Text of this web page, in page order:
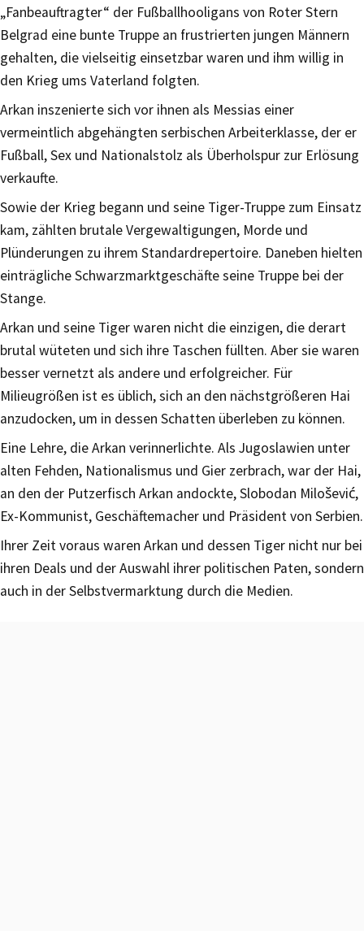
„Fanbeauftragter“ der Fußballhooligans von Roter Stern
Belgrad eine bunte Truppe an frustrierten jungen Männern
gehalten, die vielseitig einsetzbar waren und ihm willig in
den Krieg ums Vaterland folgten.
Arkan inszenierte sich vor ihnen als Messias einer
vermeintlich abgehängten serbischen Arbeiterklasse, der er
Fußball, Sex und Nationalstolz als Überholspur zur Erlösung
verkaufte.
Sowie der Krieg begann und seine Tiger-Truppe zum Einsatz
kam, zählten brutale Vergewaltigungen, Morde und
Plünderungen zu ihrem Standardrepertoire. Daneben hielten
einträgliche Schwarzmarktgeschäfte seine Truppe bei der
Stange.
Arkan und seine Tiger waren nicht die einzigen, die derart
brutal wüteten und sich ihre Taschen füllten. Aber sie waren
besser vernetzt als andere und erfolgreicher. Für
Milieugrößen ist es üblich, sich an den nächstgrößeren Hai
anzudocken, um in dessen Schatten überleben zu können.
Eine Lehre, die Arkan verinnerlichte. Als Jugoslawien unter
alten Fehden, Nationalismus und Gier zerbrach, war der Hai,
an den der Putzerfisch Arkan andockte, Slobodan Milošević,
Ex-Kommunist, Geschäftemacher und Präsident von Serbien.
Ihrer Zeit voraus waren Arkan und dessen Tiger nicht nur bei
ihren Deals und der Auswahl ihrer politischen Paten, sondern
auch in der Selbstvermarktung durch die Medien.